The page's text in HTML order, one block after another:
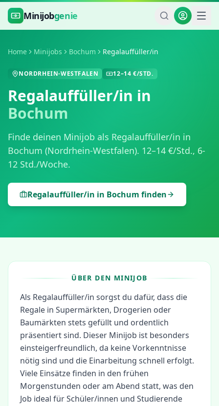
Zum Hauptinhalt springen
Minijobgenie
Home Minijobs Bochum Regalauffüller/in
NORDRHEIN-WESTFALEN 12–14 €/STD.
Regalauffüller/in in
Bochum
Finde deinen Minijob als Regalauffüller/in in
Bochum (Nordrhein-Westfalen). 12–14 €/Std., 6-
12 Std./Woche.
Regalauffüller/in in Bochum finden
ÜBER DEN MINIJOB
Als Regalauffüller/in sorgst du dafür, dass die
Regale in Supermärkten, Drogerien oder
Baumärkten stets gefüllt und ordentlich
präsentiert sind. Dieser Minijob ist besonders
einsteigerfreundlich, da keine Vorkenntnisse
nötig sind und die Einarbeitung schnell erfolgt.
Viele Einsätze finden in den frühen
Morgenstunden oder am Abend statt, was den
Job ideal für Schüler/innen und Studierende